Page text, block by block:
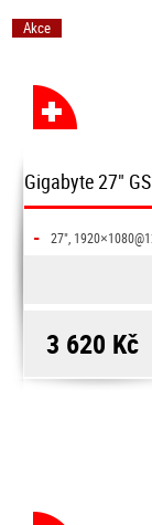
Gigabyte 27"
- 27",
3 620 Kč
Akce